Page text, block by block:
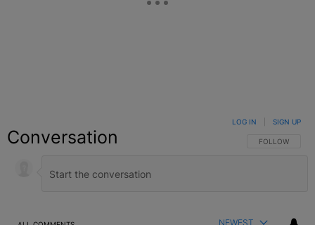
Conversation FOLLOW THIS
FOLLOW
LOG IN SIGN UP
NEWEST